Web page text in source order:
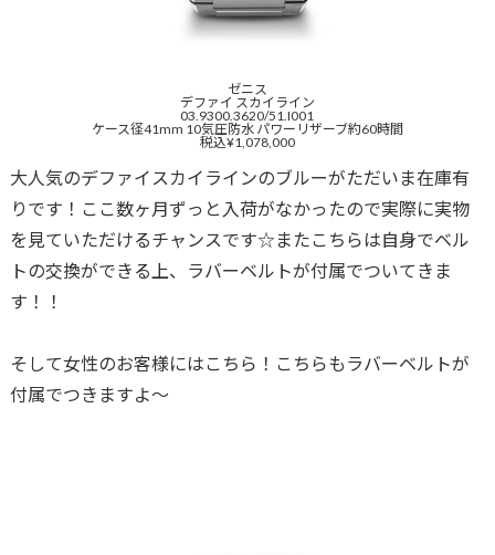
ゼニス
デファイ スカイライン
03.9300.3620/51.I001
ケース径41mm 10気圧防水 パワーリザーブ約60時間
税込¥1,078,000
大人気のデファイスカイラインのブルーがただいま在庫有
りです！ここ数ヶ月ずっと入荷がなかったので実際に実物
を見ていただけるチャンスです☆またこちらは自身でベル
トの交換ができる上、ラバーベルトが付属でついてきま
す！！
そして女性のお客様にはこちら！こちらもラバーベルトが
付属でつきますよ〜